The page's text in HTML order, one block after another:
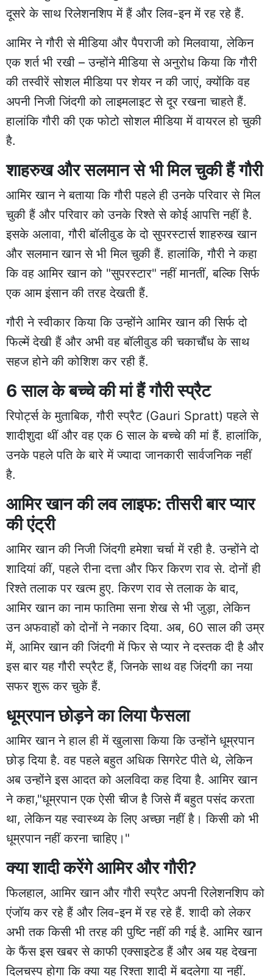
दूसरे के साथ रिलेशनशिप में हैं और लिव-इन में रह रहे हैं.
आमिर ने गौरी से मीडिया और पैपराजी को मिलवाया, लेकिन
एक शर्त भी रखी – उन्होंने मीडिया से अनुरोध किया कि गौरी
की तस्वीरें सोशल मीडिया पर शेयर न की जाएं, क्योंकि वह
अपनी निजी जिंदगी को लाइमलाइट से दूर रखना चाहते हैं.
हालांकि गौरी की एक फोटो सोशल मीडिया में वायरल हो चुकी
है.
शाहरुख और सलमान से भी मिल चुकी हैं गौरी
आमिर खान ने बताया कि गौरी पहले ही उनके परिवार से मिल
चुकी हैं और परिवार को उनके रिश्ते से कोई आपत्ति नहीं है.
इसके अलावा, गौरी बॉलीवुड के दो सुपरस्टार्स शाहरुख खान
और सलमान खान से भी मिल चुकी हैं. हालांकि, गौरी ने कहा
कि वह आमिर खान को "सुपरस्टार" नहीं मानतीं, बल्कि सिर्फ
एक आम इंसान की तरह देखती हैं.
गौरी ने स्वीकार किया कि उन्होंने आमिर खान की सिर्फ दो
फिल्में देखी हैं और अभी वह बॉलीवुड की चकाचौंध के साथ
सहज होने की कोशिश कर रही हैं.
6 साल के बच्चे की मां हैं गौरी स्प्रैट
रिपोर्ट्स के मुताबिक, गौरी स्प्रैट (Gauri Spratt) पहले से
शादीशुदा थीं और वह एक 6 साल के बच्चे की मां हैं. हालांकि,
उनके पहले पति के बारे में ज्यादा जानकारी सार्वजनिक नहीं
है.
आमिर खान की लव लाइफ: तीसरी बार प्यार
की एंट्री
आमिर खान की निजी जिंदगी हमेशा चर्चा में रही है. उन्होंने दो
शादियां कीं, पहले रीना दत्ता और फिर किरण राव से. दोनों ही
रिश्ते तलाक पर खत्म हुए. किरण राव से तलाक के बाद,
आमिर खान का नाम फातिमा सना शेख से भी जुड़ा, लेकिन
उन अफवाहों को दोनों ने नकार दिया. अब, 60 साल की उम्र
में, आमिर खान की जिंदगी में फिर से प्यार ने दस्तक दी है और
इस बार यह गौरी स्प्रैट हैं, जिनके साथ वह जिंदगी का नया
सफर शुरू कर चुके हैं.
धूम्रपान छोड़ने का लिया फैसला
आमिर खान ने हाल ही में खुलासा किया कि उन्होंने धूम्रपान
छोड़ दिया है. वह पहले बहुत अधिक सिगरेट पीते थे, लेकिन
अब उन्होंने इस आदत को अलविदा कह दिया है. आमिर खान
ने कहा,"धूम्रपान एक ऐसी चीज है जिसे मैं बहुत पसंद करता
था, लेकिन यह स्वास्थ्य के लिए अच्छा नहीं है। किसी को भी
धूम्रपान नहीं करना चाहिए।"
क्या शादी करेंगे आमिर और गौरी?
फिलहाल, आमिर खान और गौरी स्प्रैट अपनी रिलेशनशिप को
एंजॉय कर रहे हैं और लिव-इन में रह रहे हैं. शादी को लेकर
अभी तक किसी भी तरह की पुष्टि नहीं की गई है. आमिर खान
के फैंस इस खबर से काफी एक्साइटेड हैं और अब यह देखना
दिलचस्प होगा कि क्या यह रिश्ता शादी में बदलेगा या नहीं.